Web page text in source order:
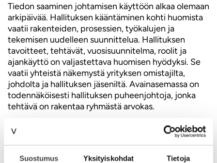
Suostumus Yksityiskohdat Tietoja
Tiedon saaminen johtamisen käyttöön alkaa olemaan
arkipäivää. Hallituksen kääntäminen kohti huomista
vaatii rakenteiden, prosessien, työkalujen ja
tekemisen uudelleen suunnittelua. Hallituksen
tavoitteet, tehtävät, vuosisuunnitelma, roolit ja
ajankäyttö on valjastettava huomisen hyödyksi. Se
vaatii yhteistä näkemystä yrityksen omistajilta,
johdolta ja hallituksen jäseniltä. Avainasemassa on
todennäköisesti hallituksen puheenjohtoja, jonka
tehtävä on rakentaa ryhmästä arvokas.
Hallituksia on Suomessa yhtä monta kuin on
yrityksiäkin.
Hallitusten kulttuurit, toimintatavat ja
tavoitteet eroavat toisistaan todella paljon. Siksi
aiheen tiimoilta tarvitaan erilaisia mielipiteitä, avointa